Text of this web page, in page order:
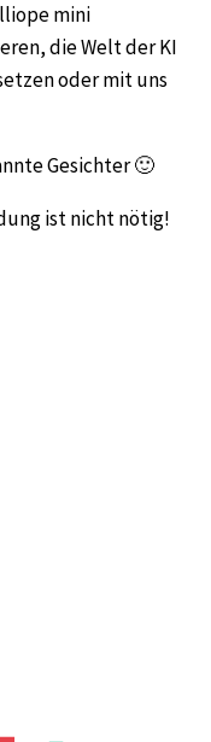
mini
die Welt der KI
oder mit uns
Gesichter 🙂
ist nicht nötig!